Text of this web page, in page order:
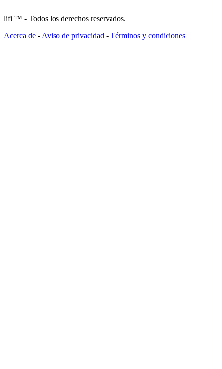
lifi ™ - Todos los derechos reservados.
Acerca de - Aviso de privacidad - Términos y condiciones